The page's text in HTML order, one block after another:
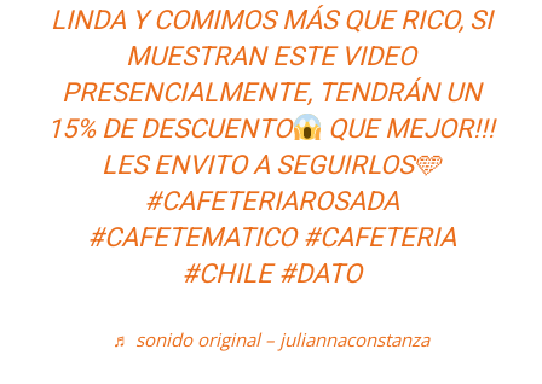
LINDA Y COMIMOS MÁS QUE RICO, SI
MUESTRAN ESTE VIDEO
PRESENCIALMENTE, TENDRÁN UN
15% DE DESCUENTO
QUE MEJOR!!!
LES ENVITO A SEGUIRLOS🩵
#CAFETERIAROSADA
#CAFETEMATICO #CAFETERIA
#CHILE #DATO
♬ sonido original – juliannaconstanza